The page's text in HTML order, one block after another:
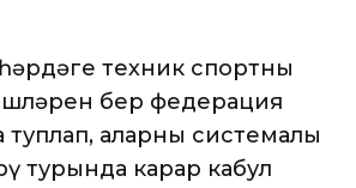
техник спортның
бер федерация
туплап, аларны системалы
турында карар кабул